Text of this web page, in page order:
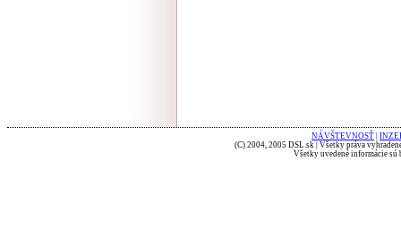
NÁVŠTEVNOSŤ
(C) 2004, 2005 DSL.sk | Všetky práva
Všetky uvedené informácie sú